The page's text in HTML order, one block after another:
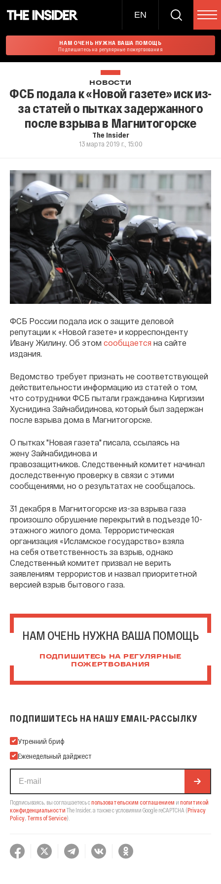
EN
НАМ ОЧЕНЬ НУЖНА ВАША ПОМОЩЬ
Подпишитесь на регулярные пожертвования
НОВОСТИ
ФСБ подала к «Новой газете» иск из-
за статей о пытках задержанного
после взрыва в Магнитогорске
The Insider
13 марта 2019 г., 15:00
ФСБ России подала иск о защите деловой
репутации к «Новой газете» и корреспонденту
Ивану Жилину. Об этом сообщается на сайте
издания.
Ведомство требует признать не соответствующей
действительности информацию из статей о том,
что сотрудники ФСБ пытали гражданина Киргизии
Хуснидина Зайнабидинова, который был задержан
после взрыва дома в Магнитогорске.
О пытках "Новая газета" писала, ссылаясь на
жену Зайнабидинова и
правозащитников. Следственный комитет начинал
доследственную проверку в связи с этими
сообщениями, но о результатах не сообщалось.
31 декабря в Магнитогорске из-за взрыва газа
произошло обрушение перекрытий в подъезде 10-
этажного жилого дома. Террористическая
организация «Исламское государство» взяла
на себя ответственность за взрыв, однако
Следственный комитет призвал не верить
заявлениям террористов и назвал приоритетной
версией взрыв бытового газа.
НАМ ОЧЕНЬ НУЖНА ВАША ПОМОЩЬ
ПОДПИШИТЕСЬ НА РЕГУЛЯРНЫЕ
ПОЖЕРТВОВАНИЯ
ПОДПИШИТЕСЬ НА НАШУ EMAIL-РАССЫЛКУ
Подпишитесь на нашу Email-рассылку
Утренний бриф
Еженедельный дайджест
Подписываясь, вы соглашаетесь спользовательским соглашением и политикой
конфиденциальности The Insider, а также с условиями Google reCAPTCHA (Privacy
Policy, Terms of Service).